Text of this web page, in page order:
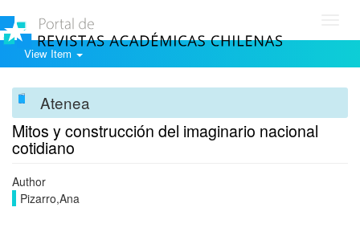
View Item
Atenea
Mitos y construcción del imaginario nacional
cotidiano
Author
Pizarro,Ana